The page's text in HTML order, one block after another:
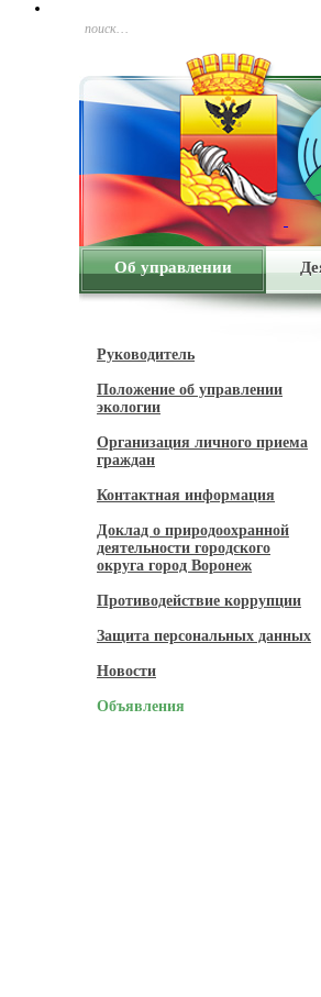
поиск…
Об управлении
Руководитель
Положение об управлении
экологии
Организация личного приема
граждан
Контактная информация
Доклад о природоохранной
деятельности городского
округа город Воронеж
Противодействие коррупции
Защита персональных данных
Новости
Объявления